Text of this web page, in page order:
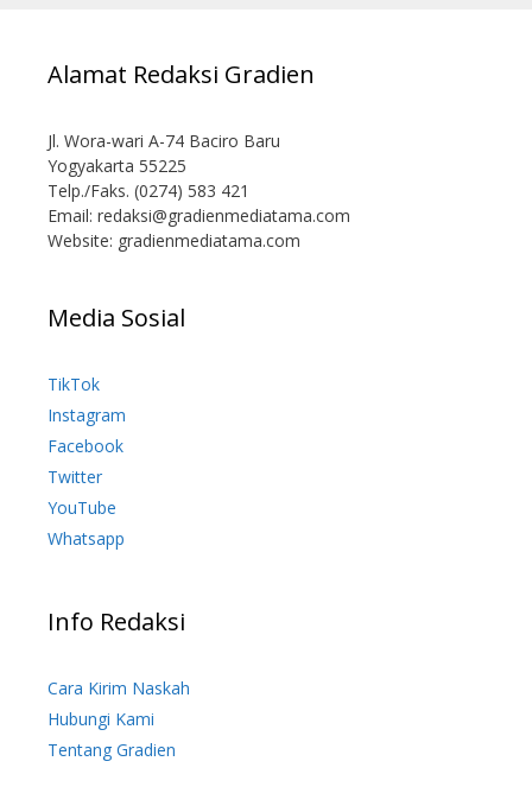
Alamat Redaksi Gradien
Jl. Wora-wari A-74 Baciro Baru
Yogyakarta 55225
Telp./Faks. (0274) 583 421
Email: redaksi@gradienmediatama.com
Website: gradienmediatama.com
Media Sosial
TikTok
Instagram
Facebook
Twitter
YouTube
Whatsapp
Info Redaksi
Cara Kirim Naskah
Hubungi Kami
Tentang Gradien